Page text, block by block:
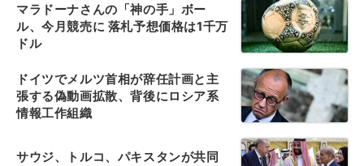
マラドーナさんの「神の手」ボー
ル、今月競売に 落札予想価格は1千万
ドル
ドイツでメルツ首相が辞任計画と主
張する偽動画拡散、背後にロシア系
情報工作組織
サウジ、トルコ、パキスタンが共同